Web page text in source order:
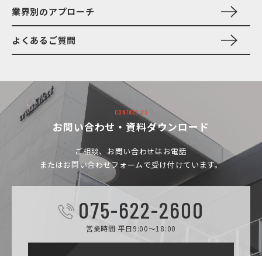
業界別のアプローチ
よくあるご質問
CONTACT US
お問い合わせ・資料ダウンロード
ご相談、お問い合わせはお電話
またはお問い合わせフォームで受け付けています。
075-622-2600
営業時間 平日9:00～18:00